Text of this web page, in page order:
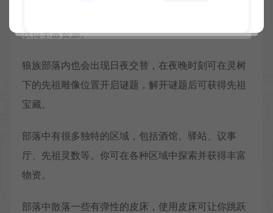
获得丰富资源。
狼族部落内也会出现日夜交替，在夜晚时刻可在灵树
下的先祖雕像位置开启谜题，解开谜题后可获得先祖
宝藏。
部落中有很多独特的区域，包括酒馆、驿站、议事
厅、先祖灵数等。你可在各种区域中探索并获得丰富
物资。
部落中散落一些有弹性的皮床，使用皮床可让你跳跃